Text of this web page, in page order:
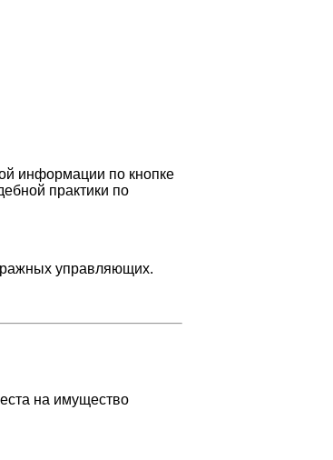
информации по кнопке
практики по
управляющих.
на имущество